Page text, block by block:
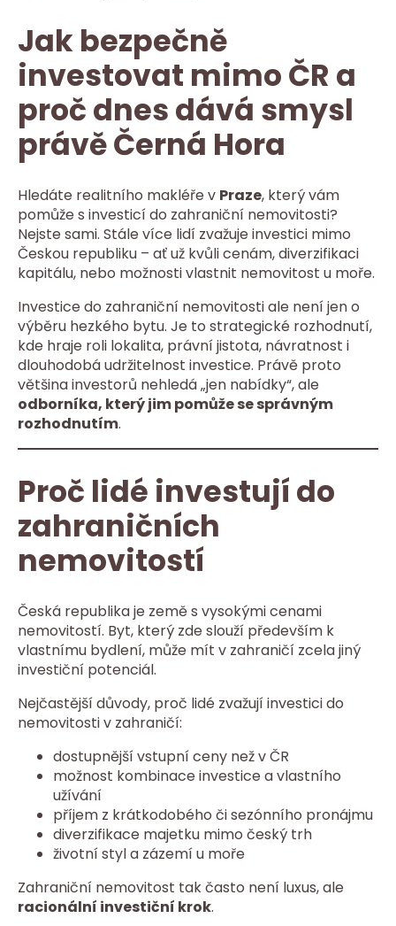
Jak bezpečně
investovat mimo ČR a
proč dnes dává smysl
právě Černá Hora
Hledáte realitního makléře v Praze, který vám
pomůže s investicí do zahraniční nemovitosti?
Nejste sami. Stále více lidí zvažuje investici mimo
Českou republiku – ať už kvůli cenám, diverzifikaci
kapitálu, nebo možnosti vlastnit nemovitost u moře.
Investice do zahraniční nemovitosti ale není jen o
výběru hezkého bytu. Je to strategické rozhodnutí,
kde hraje roli lokalita, právní jistota, návratnost i
dlouhodobá udržitelnost investice. Právě proto
většina investorů nehledá „jen nabídky“, ale
odborníka, který jim pomůže se správným
rozhodnutím.
Proč lidé investují do
zahraničních
nemovitostí
Česká republika je země s vysokými cenami
nemovitostí. Byt, který zde slouží především k
vlastnímu bydlení, může mít v zahraničí zcela jiný
investiční potenciál.
Nejčastější důvody, proč lidé zvažují investici do
nemovitosti v zahraničí:
dostupnější vstupní ceny než v ČR
možnost kombinace investice a vlastního
užívání
příjem z krátkodobého či sezónního pronájmu
diverzifikace majetku mimo český trh
životní styl a zázemí u moře
Zahraniční nemovitost tak často není luxus, ale
racionální investiční krok.